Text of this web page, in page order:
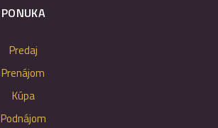
PONUKA
Predaj
Prenájom
Kúpa
Podnájom